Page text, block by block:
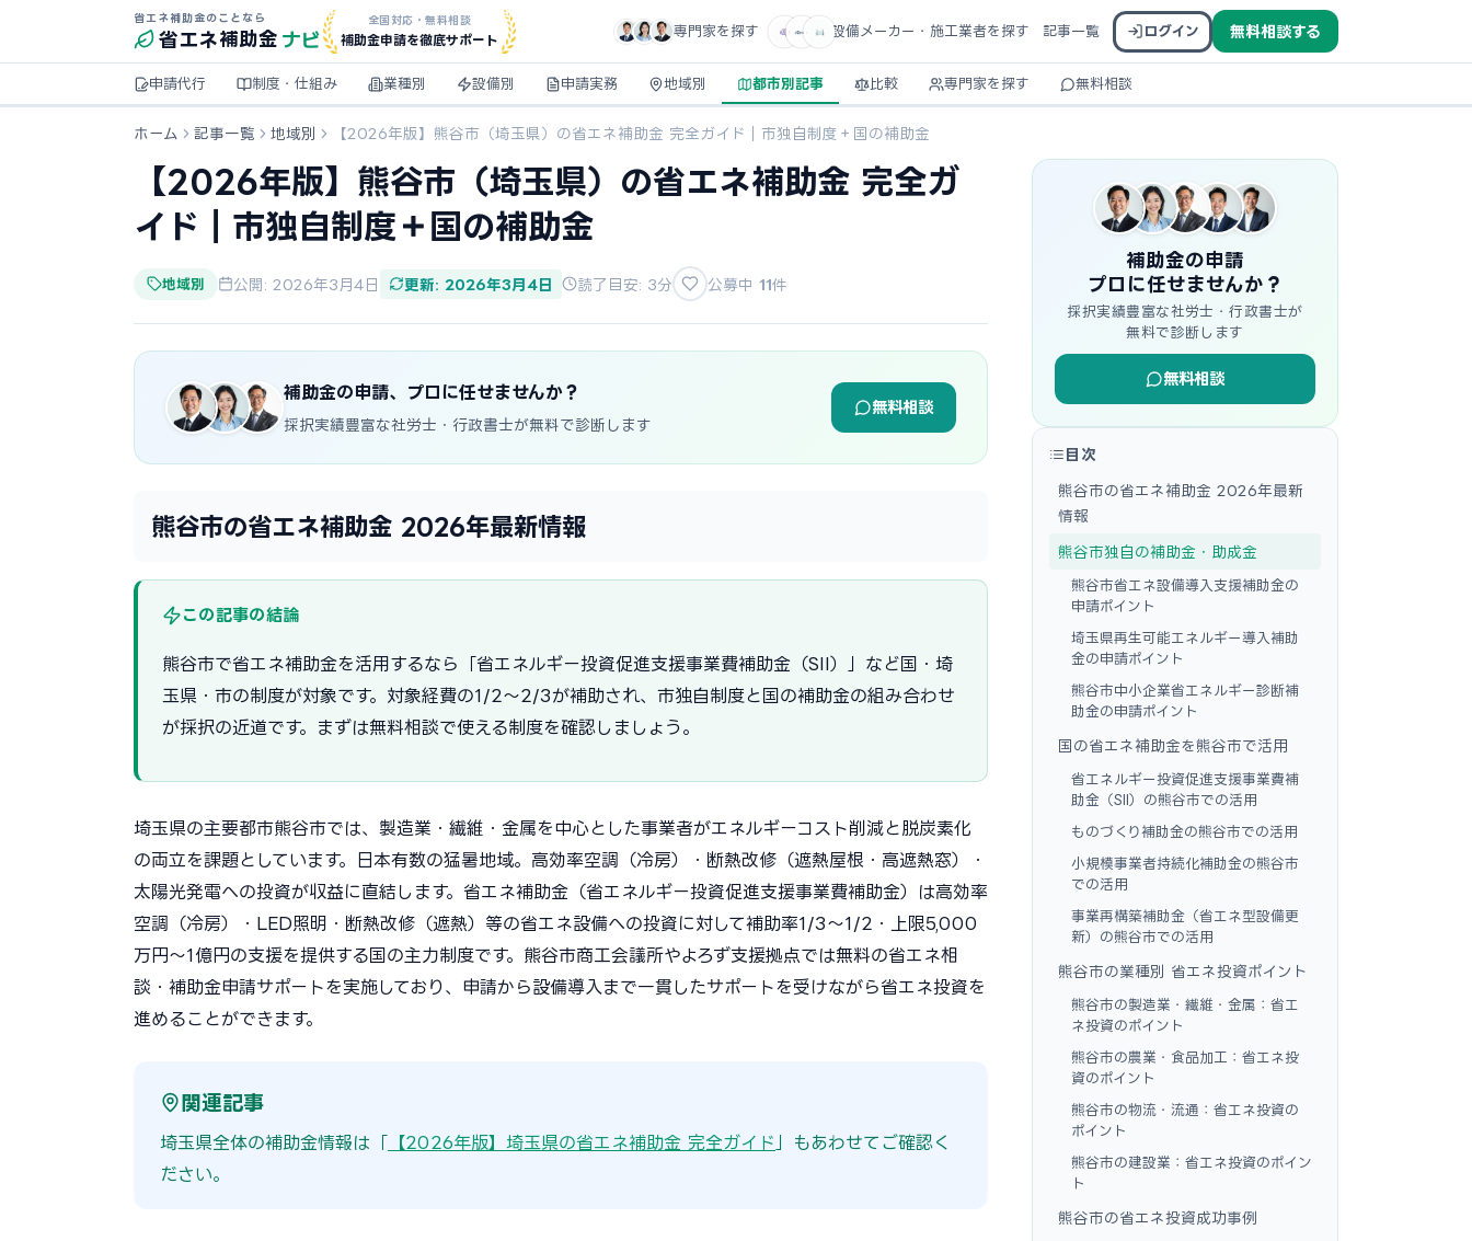
省エネ補助金のことなら
省エネ補助金 ナビ
全国対応・無料相談
補助金申請を徹底サポート
専門家を探す 設備メーカー・施工業者を探す 記事一覧 ログイン 無料相談する
申請代行 制度・仕組み 業種別 設備別 申請実務 地域別 都市別記事 比較 専門家を探す 無料相談
ホーム 記事一覧 地域別 【2026年版】熊谷市（埼玉県）の省エネ補助金 完全ガイド｜市独自制度＋国の補助金
【2026年版】熊谷市（埼玉県）の省エネ補助金 完全ガ
イド｜市独自制度＋国の補助金
地域別 公開: 2026年3月4日 更新: 2026年3月4日 読了目安: 3分 公募中 11件
補助金の申請、プロに任せませんか？
採択実績豊富な社労士・行政書士が無料で診断します
無料相談
熊谷市の省エネ補助金 2026年最新情報
この記事の結論
熊谷市で省エネ補助金を活用するなら「省エネルギー投資促進支援事業費補助金（SII）」など国・埼
玉県・市の制度が対象です。対象経費の1/2〜2/3が補助され、市独自制度と国の補助金の組み合わせ
が採択の近道です。まずは無料相談で使える制度を確認しましょう。
埼玉県の主要都市熊谷市では、製造業・繊維・金属を中心とした事業者がエネルギーコスト削減と脱炭素化
の両立を課題としています。日本有数の猛暑地域。高効率空調（冷房）・断熱改修（遮熱屋根・高遮熱窓）・
太陽光発電への投資が収益に直結します。省エネ補助金（省エネルギー投資促進支援事業費補助金）は高効率
空調（冷房）・LED照明・断熱改修（遮熱）等の省エネ設備への投資に対して補助率1/3〜1/2・上限5,000
万円〜1億円の支援を提供する国の主力制度です。熊谷市商工会議所やよろず支援拠点では無料の省エネ相
談・補助金申請サポートを実施しており、申請から設備導入まで一貫したサポートを受けながら省エネ投資を
進めることができます。
関連記事
埼玉県全体の補助金情報は「 【2026年版】埼玉県の省エネ補助金 完全ガイド
」もあわせてご確認く
ださい。
補助金の申請
プロに任せませんか？
採択実績豊富な社労士・行政書士が
無料で診断します
無料相談
目次
熊谷市の省エネ補助金 2026年最新
情報
熊谷市独自の補助金・助成金
熊谷市省エネ設備導入支援補助金の
申請ポイント
埼玉県再生可能エネルギー導入補助
金の申請ポイント
熊谷市中小企業省エネルギー診断補
助金の申請ポイント
国の省エネ補助金を熊谷市で活用
省エネルギー投資促進支援事業費補
助金（SII）の熊谷市での活用
ものづくり補助金の熊谷市での活用
小規模事業者持続化補助金の熊谷市
での活用
事業再構築補助金（省エネ型設備更
新）の熊谷市での活用
熊谷市の業種別 省エネ投資ポイント
熊谷市の製造業・繊維・金属：省エ
ネ投資のポイント
熊谷市の農業・食品加工：省エネ投
資のポイント
熊谷市の物流・流通：省エネ投資の
ポイント
熊谷市の建設業：省エネ投資のポイン
ト
熊谷市の省エネ投資成功事例